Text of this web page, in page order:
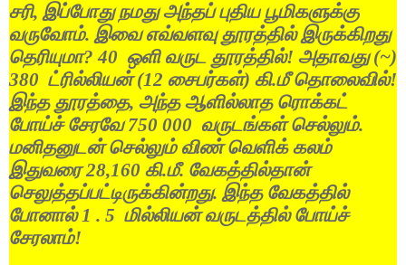
சரி, இப்போது நமது அந்தப் புதிய பூமிகளுக்கு
வருவோம். இவை எவ்வளவு தூரத்தில் இருக்கிறது
தெரியுமா? 40 ஒளி வருட தூரத்தில்! அதாவது(~)
380 ட்ரில்லியன்(12 சைபர்கள்) கி.மீ தொலைவில்!
இந்த தூரத்தை, அந்த ஆளில்லாத ரொக்கட்
போய்ச் சேரவே750 000 வருடங்கள் செல்லும்.
மனிதனுடன் செல்லும் விண் வெளிக் கலம்
இதுவரை28,160 கி.மீ. வேகத்தில்தான்
செலுத்தப்பட்டிருக்கின்றது. இந்த வேகத்தில்
போனால்1 . 5 மில்லியன் வருடத்தில் போய்ச்
சேரலாம்!